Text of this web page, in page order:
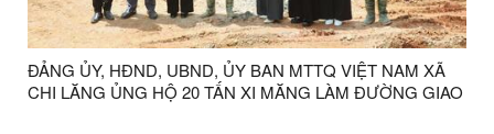
ĐẢNG ỦY, HĐND, UBND, ỦY BAN MTTQ VIỆT NAM XÃ
CHI LĂNG ỦNG HỘ 20 TẤN XI MĂNG LÀM ĐƯỜNG GIAO